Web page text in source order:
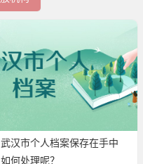
武汉市个人档案保存在手中
如何处理呢？